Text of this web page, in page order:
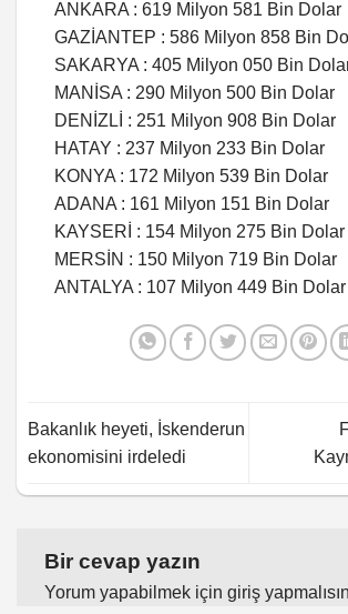
ANKARA : 619 Milyon 581 Bin Dolar
GAZİANTEP : 586 Milyon 858 Bin
SAKARYA : 405 Milyon 050 Bin
MANİSA : 290 Milyon 500 Bin Dolar
DENİZLİ : 251 Milyon 908 Bin Dolar
HATAY : 237 Milyon 233 Bin Dolar
KONYA : 172 Milyon 539 Bin Dolar
ADANA : 161 Milyon 151 Bin Dolar
KAYSERİ : 154 Milyon 275 Bin Dolar
MERSİN : 150 Milyon 719 Bin Dolar
ANTALYA : 107 Milyon 449 Bin Dolar
Bakanlık heyeti, İskenderun
ekonomisini irdeledi
Bir cevap yazın
Yorum yapabilmek için giriş